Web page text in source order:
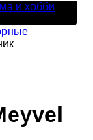
и хобби